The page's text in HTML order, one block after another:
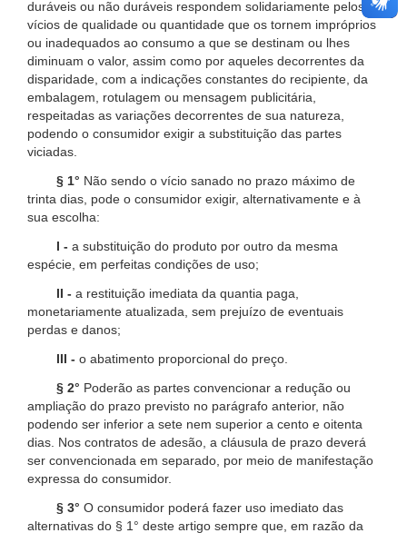
duráveis ou não duráveis respondem solidariamente pelos
vícios de qualidade ou quantidade que os tornem impróprios
ou inadequados ao consumo a que se destinam ou lhes
diminuam o valor, assim como por aqueles decorrentes da
disparidade, com a indicações constantes do recipiente, da
embalagem, rotulagem ou mensagem publicitária,
respeitadas as variações decorrentes de sua natureza,
podendo o consumidor exigir a substituição das partes
viciadas.
§ 1° Não sendo o vício sanado no prazo máximo de
trinta dias, pode o consumidor exigir, alternativamente e à
sua escolha:
I - a substituição do produto por outro da mesma
espécie, em perfeitas condições de uso;
II - a restituição imediata da quantia paga,
monetariamente atualizada, sem prejuízo de eventuais
perdas e danos;
III - o abatimento proporcional do preço.
§ 2° Poderão as partes convencionar a redução ou
ampliação do prazo previsto no parágrafo anterior, não
podendo ser inferior a sete nem superior a cento e oitenta
dias. Nos contratos de adesão, a cláusula de prazo deverá
ser convencionada em separado, por meio de manifestação
expressa do consumidor.
§ 3° O consumidor poderá fazer uso imediato das
alternativas do § 1° deste artigo sempre que, em razão da